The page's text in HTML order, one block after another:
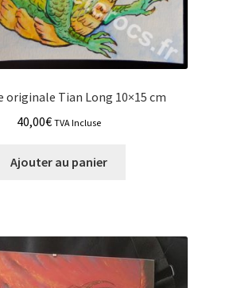
originale Tian Long 10×15 cm
40,00€ TVA Incluse
Ajouter au panier